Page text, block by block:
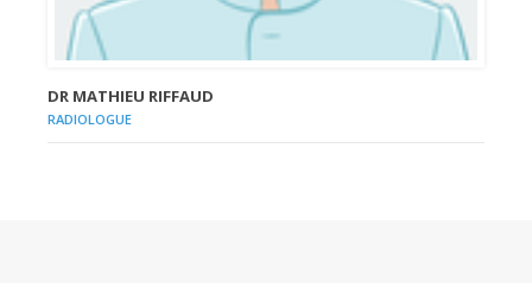
DR MATHIEU RIFFAUD
RADIOLOGUE